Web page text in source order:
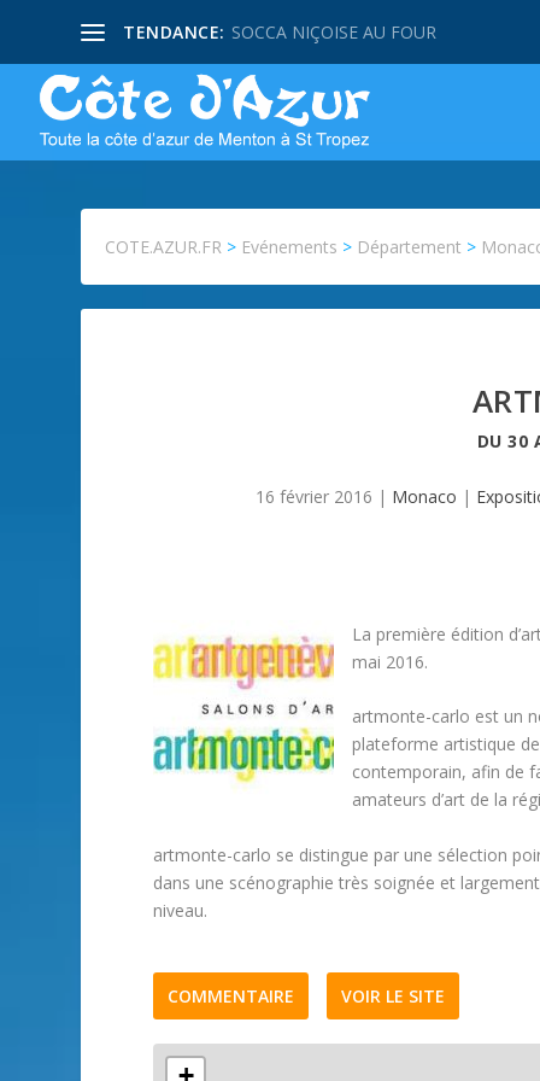
TENDANCE: SOCCA NIÇOISE AU FOUR
COTE.AZUR.FR > Evénements > Département >
DU30
16 février 2016 | Monaco |
La première édition
mai 2016.
artmonte-carlo est un
plateforme artistique
contemporain, afin de
amateurs d’art de la
artmonte-carlo se distingue par une sélection
dans une scénographie très soignée et
niveau.
COMMENTAIRE VOIR LE SITE